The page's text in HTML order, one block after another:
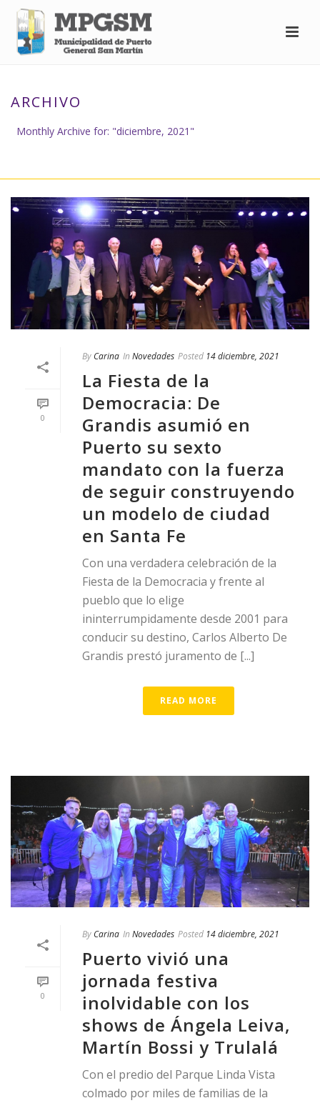
ARCHIVO
Monthly Archive for: "diciembre, 2021"
0
By Carina In Novedades Posted 14 diciembre, 2021
La Fiesta de la
Democracia: De
Grandis asumió en
Puerto su sexto
mandato con la fuerza
de seguir construyendo
un modelo de ciudad
en Santa Fe
Con una verdadera celebración de la
Fiesta de la Democracia y frente al
pueblo que lo elige
ininterrumpidamente desde 2001 para
conducir su destino, Carlos Alberto De
Grandis prestó juramento de [...]
READ MORE
0
By Carina In Novedades Posted 14 diciembre, 2021
Puerto vivió una
jornada festiva
inolvidable con los
shows de Ángela Leiva,
Martín Bossi y Trulalá
Con el predio del Parque Linda Vista
colmado por miles de familias de la